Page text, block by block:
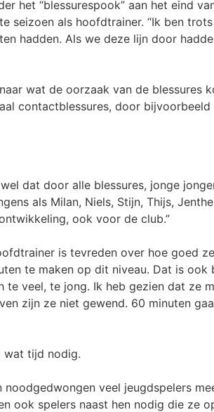
het “blessurespook” aan het eind
seizoen als hoofdtrainer. “Ik ben
hadden. Als we deze lijn door
wat de oorzaak van de blessures
contactblessures, door
dat door alle blessures, jonge
als Milan, Niels, Stijn, Thijs,
ook voor de club.”
is tevreden over hoe goed
te maken op dit niveau. Dat is ook
veel, te jong. Ik heb gezien dat ze
zijn ze niet gewend. 60 minuten
wat tijd nodig.
veel jeugdspelers
ook spelers naast hen nodig die ze